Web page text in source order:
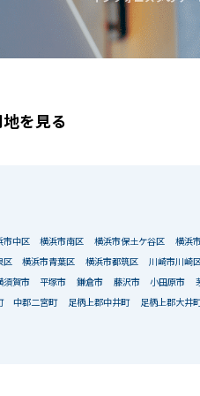
を見る
市中区 横浜市南区 横浜市保土ケ谷区 横浜
区 横浜市青葉区 横浜市都筑区 川崎市川崎
須賀市 平塚市 鎌倉市 藤沢市 小田原市
中郡二宮町 足柄上郡中井町 足柄上郡大井